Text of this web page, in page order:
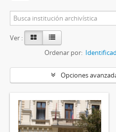
Ver :
Ordenar por:
Opciones